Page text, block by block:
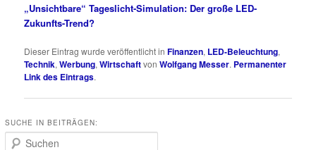
„Unsichtbare“ Tageslicht-Simulation: Der große LED-
Zukunfts-Trend?
Dieser Eintrag wurde veröffentlicht inFinanzen, LED-Beleuchtung,
Technik,Werbung,WirtschaftvonWolfgang Messer. Permanenter
Link des Eintrags.
SUCHE IN BEITRÄGEN:
Suchen